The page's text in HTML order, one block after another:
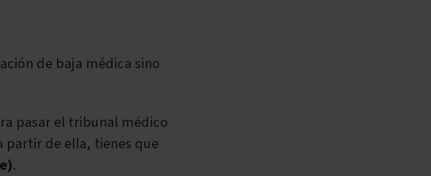
de baja médica sino
pasar el tribunal médico
partir de ella, tienes que
.